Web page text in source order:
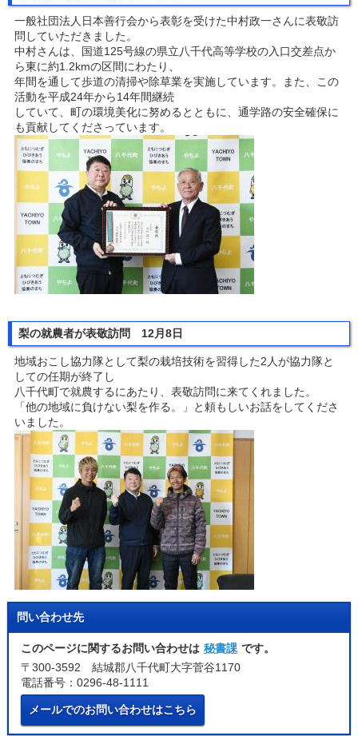
一般社団法人日本善行会から表彰を受けた中村政一さんに表敬訪
問していただきました。
中村さんは、国道125号線の県立八千代高等学校の入口交差点か
ら東に約1.2kmの区間にわたり、
年間を通して歩道の清掃や除草業を実施しています。また、この
活動を平成24年から14年間継続
していて、町の環境美化に努めるとともに、通学路の安全確保に
も貢献してくださっています。
梨の就農者が表敬訪問 12月8日
地域おこし協力隊として梨の栽培技術を習得した2人が協力隊と
しての任期が終了し
八千代町で就農するにあたり、表敬訪問に来てくれました。
「他の地域に負けない梨を作る。」と頼もしいお話をしてくださ
いました。
問い合わせ先
このページに関するお問い合わせは 秘書課 です。
〒300-3592 結城郡八千代町大字菅谷1170
電話番号：0296-48-1111
メールでのお問い合わせはこちら